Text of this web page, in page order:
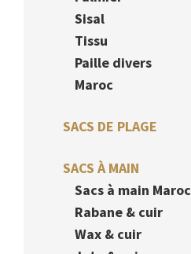
Sisal
Tissu
Paille divers
Maroc
SACS DE PLAGE
SACS À MAIN
Sacs à main Maroc
Rabane & cuir
Wax & cuir